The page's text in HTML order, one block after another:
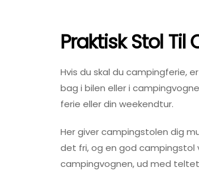
Praktisk Stol
Hvis du skal du campingferie,
bag i bilen eller i
ferie eller din weekendtur.
Her giver campingstolen dig
det fri, og en god campingstol
campingvognen, ud med